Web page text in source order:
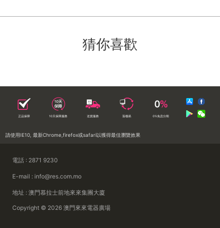
猜你喜歡
正品保障 10天保障服務 送貨服務 落樓易 0%免息分期
請使用IE10, 最新Chrome,firefox或safari以獲得最佳瀏覽效果
電話 : 2871 9230
E-mail : info@res.com.mo
地址 : 澳門慕拉士前地來來集團大廈
Copyright © 2026 澳門來來電器廣場